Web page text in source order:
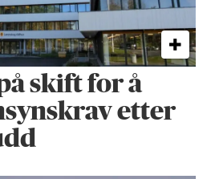
skift for å
etter